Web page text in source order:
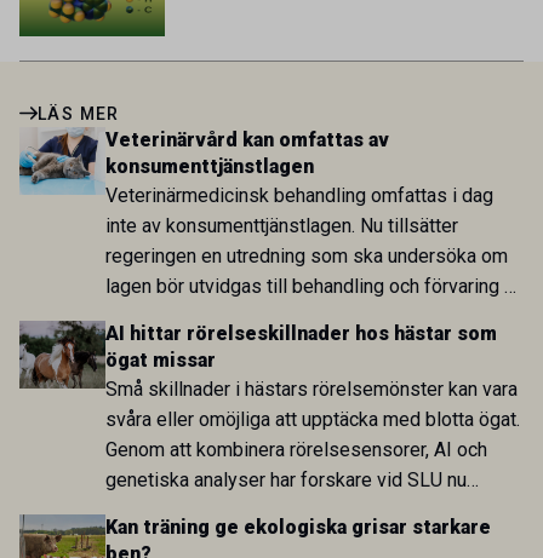
LÄS MER
Veterinärvård kan omfattas av
konsumenttjänstlagen
Veterinärmedicinsk behandling omfattas i dag
inte av konsumenttjänstlagen. Nu tillsätter
regeringen en utredning som ska undersöka om
lagen bör utvidgas till behandling och förvaring av
levande djur. Bakgrunden är bland annat stigande
kostnader och krav på ökad pristransparens inom
djursjukvården.
AI hittar rörelseskillnader hos hästar som
ögat missar
Små skillnader i hästars rörelsemönster kan vara
svåra eller omöjliga att upptäcka med blotta ögat.
Genom att kombinera rörelsesensorer, AI och
genetiska analyser har forskare vid SLU nu
identifierat både tidigare oupptäckta skillnader
mellan gångarter och en genetisk region som kan
Kan träning ge ekologiska grisar starkare
ben?